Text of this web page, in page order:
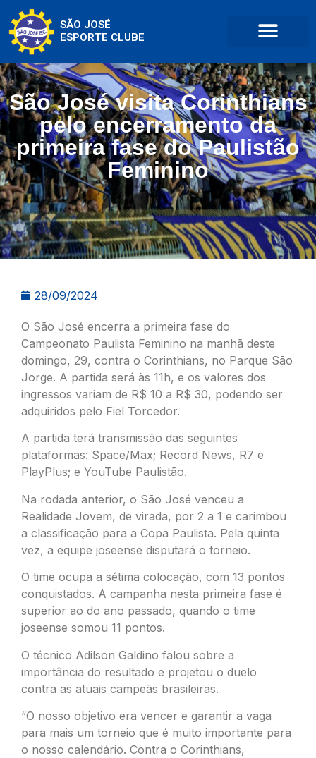
SÃO JOSÉ
ESPORTE CLUBE
São José visita Corinthians
pelo encerramento da
primeira fase do Paulistão
Feminino
28/09/2024
O São José encerra a primeira fase do
Campeonato Paulista Feminino na manhã deste
domingo, 29, contra o Corinthians, no Parque São
Jorge. A partida será às 11h, e os valores dos
ingressos variam de R$ 10 a R$ 30, podendo ser
adquiridos pelo Fiel Torcedor.
A partida terá transmissão das seguintes
plataformas: Space/Max; Record News, R7 e
PlayPlus; e YouTube Paulistão.
Na rodada anterior, o São José venceu a
Realidade Jovem, de virada, por 2 a 1 e carimbou
a classificação para a Copa Paulista. Pela quinta
vez, a equipe joseense disputará o torneio.
O time ocupa a sétima colocação, com 13 pontos
conquistados. A campanha nesta primeira fase é
superior ao do ano passado, quando o time
joseense somou 11 pontos.
O técnico Adilson Galdino falou sobre a
importância do resultado e projetou o duelo
contra as atuais campeãs brasileiras.
“O nosso objetivo era vencer e garantir a vaga
para mais um torneio que é muito importante para
o nosso calendário. Contra o Corinthians,